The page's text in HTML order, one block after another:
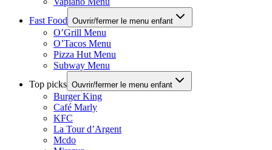
Fast Food Ouvrir/fermer le menu enfant
O’Grill Menu
O’Tacos Menu
Pizza Hut Menu
Subway Menu
Top picks Ouvrir/fermer le menu enfant
Burger King
Café Marly
KFC
La Tour d’Argent
Mcdo